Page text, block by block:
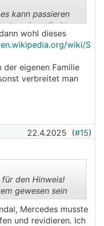
kann passieren
ohne direkte
Bremsen ist das
mit "echtem"
im-auto-2784389
wohl dieses
wiki/S
der eigenen Familie
verbreitet man
22.4.2025 (#15)
für den Hinweis!
gewesen sein
Mercedes musste
und revidieren. Ich